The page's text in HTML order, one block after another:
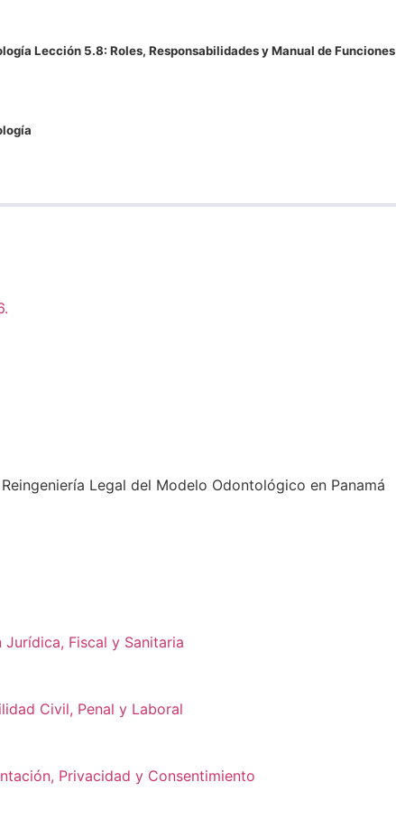
Lección 5.8: Roles, Responsabilidades y Manual de Funciones
Legal del Modelo Odontológico en Panamá
Fiscal y Sanitaria
Civil, Penal y Laboral
Privacidad y Consentimiento